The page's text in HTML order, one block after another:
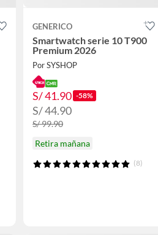
GENERICO
Smartwatch serie 10 T900
Premium 2026
Por SYSHOP
S/ 41.90 -58%
S/ 44.90
S/ 99.90
Retira mañana
(8)